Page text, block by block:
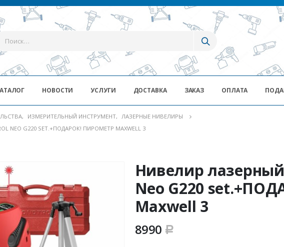
НОВОСТИ УСЛУГИ ДОСТАВКА ЗАКАЗ ОПЛАТА
, ИЗМЕРИТЕЛЬНЫЙ ИНСТРУМЕНТ, ЛАЗЕРНЫЕ НИВЕЛИРЫ
NEO G220 SET.+ПОДАРОК! ПИРОМЕТР MAXWELL 3
Нивелир
Neo G220
Maxwell 3
8990 Р